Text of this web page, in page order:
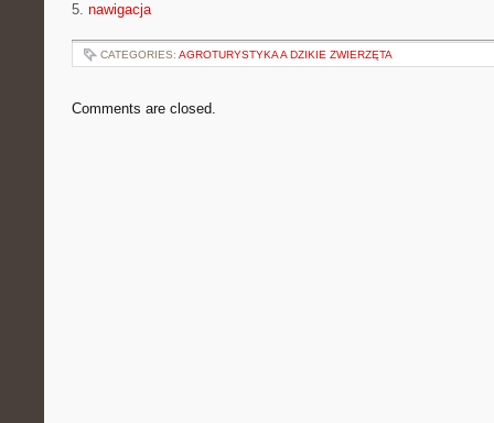
5. nawigacja
CATEGORIES: AGROTURYSTYKA A DZIKIE ZWIERZĘTA
Comments are closed.